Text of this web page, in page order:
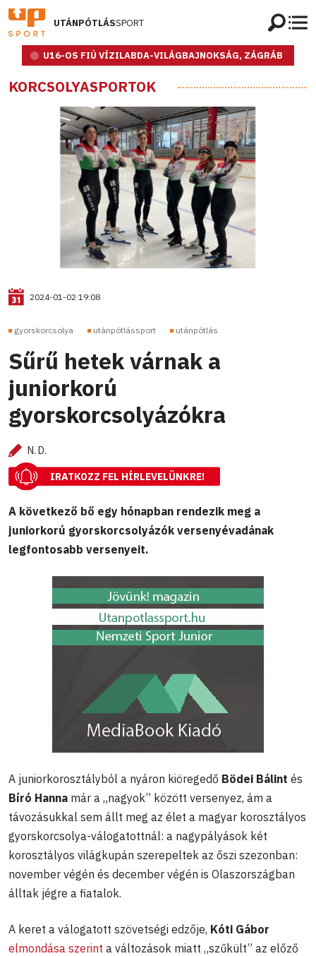
UTÁNPÓTLÁSSPORT
U16-OS FIÚ VÍZILABDA-VILÁGBAJNOKSÁG, ZÁGRÁB
KORCSOLYASPORTOK
2024-01-02 19:08
gyorskorcsolya utánpótlássport utánpótlás
Sűrű hetek várnak a
juniorkorú
gyorskorcsolyázókra
N. D.
IRATKOZZ FEL HÍRLEVELÜNKRE!
A következő bő egy hónapban rendezik meg a
juniorkorú gyorskorcsolyázók versenyévadának
legfontosabb versenyeit.
A juniorkorosztályból a nyáron kiöregedő Bödei Bálint és
Bíró Hanna már a „nagyok” között versenyez, ám a
távozásukkal sem állt meg az élet a magyar korosztályos
gyorskorcsolya-válogatottnál: a nagypályások két
korosztályos világkupán szerepeltek az őszi szezonban:
november végén és december végén is Olaszországban
álltak jégre a fiatalok.
A keret a válogatott szövetségi edzője, Kóti Gábor
elmondása szerint a változások miatt „szűkült” az előző